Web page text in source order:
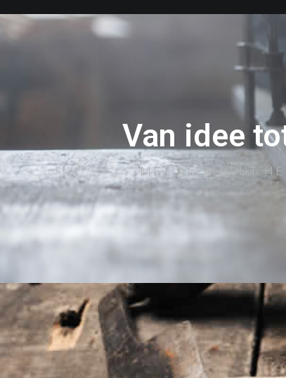
Van idee
MET ALFA HOUT